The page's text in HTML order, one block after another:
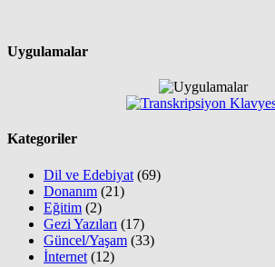
Uygulamalar
Kategoriler
Dil ve Edebiyat (69)
Donanım (21)
Eğitim (2)
Gezi Yazıları (17)
Güncel/Yaşam (33)
İnternet (12)